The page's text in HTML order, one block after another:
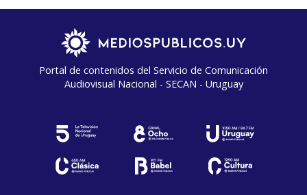
Portal de contenidos del Servicio de Comunicación
Audiovisual Nacional - SECAN - Uruguay